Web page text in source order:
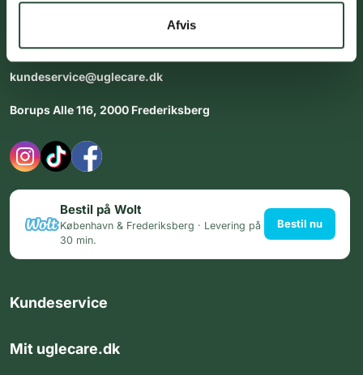
Afvis
Åbningstider i butikken:
kundeservice@uglecare.dk
Borups Alle 116, 2000 Frederiksberg
Bestil på Wolt
København & Frederiksberg · Levering på
30 min.
Bestil nu
Kundeservice
Mit uglecare.dk